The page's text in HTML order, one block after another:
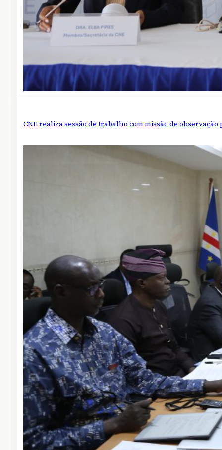
CNE realiza sessão de trabalho com missão de observação